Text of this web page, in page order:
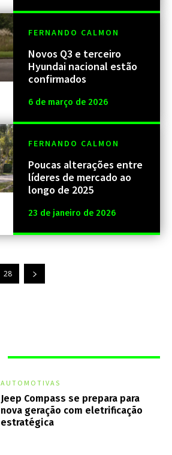
FERNANDO CALMON
Novos Q3 e terceiro
Hyundai nacional estão
confirmados
6 de março de 2026
FERNANDO CALMON
Poucas alterações entre
líderes de mercado ao
longo de 2025
23 de janeiro de 2026
28
AUTOMOTIVAS
Jeep Compass se prepara para
nova geração com eletrificação
estratégica